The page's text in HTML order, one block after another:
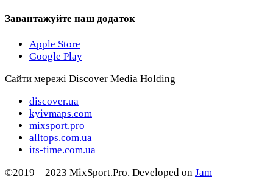
Завантажуйте наш додаток
Apple Store
Google Play
Сайти мережі Discover Media Holding
discover.ua
kyivmaps.com
mixsport.pro
alltops.com.ua
its-time.com.ua
©2019—2023 MixSport.Pro. Developed on Jam